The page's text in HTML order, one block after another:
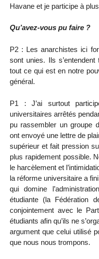
Havane et je participe à
Qu’avez-vous pu faire ?
P2 : Les anarchistes ici
sont unies. Ils
tout ce qui est en notre
général.
P1 : J’ai surtout
universitaires arrêtés
pu rassembler un groupe
ont envoyé une lettre de
supérieur et fait pression
plus rapidement possible.
le harcèlement et
la réforme universitaire a
qui domine
étudiante (la Fédération
conjointement avec le
étudiants afin qu’ils ne
argument que celui utilisé
que nous nous trompons.